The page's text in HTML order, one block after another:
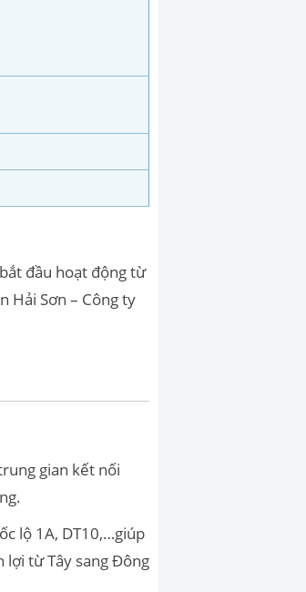
đầu hoạt động từ
Hải Sơn – Công ty
gian kết nối
lộ 1A, DT10,…giúp
lợi từ Tây sang Đông